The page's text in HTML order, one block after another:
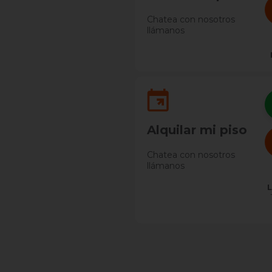
Chatea con nosotros
llámanos
Alquilar mi piso
Chatea con nosotros
llámanos